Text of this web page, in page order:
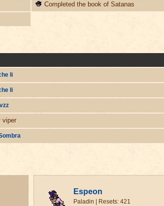
Completed the book of Satanas
Ii
Ii
viper
Espeon
Paladin | Resets: 421